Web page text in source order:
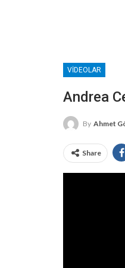
VIDEOLAR
Andrea
By Ahmet
Share